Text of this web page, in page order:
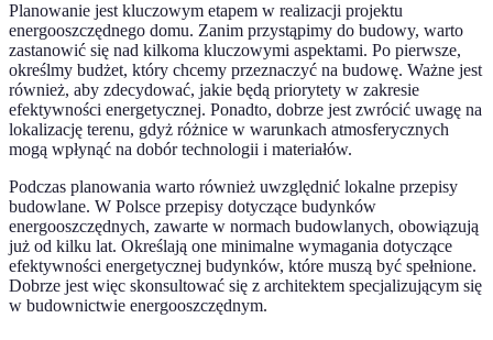
Planowanie jest kluczowym etapem w realizacji projektu
energooszczędnego domu. Zanim przystąpimy do budowy, warto
zastanowić się nad kilkoma kluczowymi aspektami. Po pierwsze,
określmy budżet, który chcemy przeznaczyć na budowę. Ważne jest
również, aby zdecydować, jakie będą priorytety w zakresie
efektywności energetycznej. Ponadto, dobrze jest zwrócić uwagę na
lokalizację terenu, gdyż różnice w warunkach atmosferycznych
mogą wpłynąć na dobór technologii i materiałów.
Podczas planowania warto również uwzględnić lokalne przepisy
budowlane. W Polsce przepisy dotyczące budynków
energooszczędnych, zawarte w normach budowlanych, obowiązują
już od kilku lat. Określają one minimalne wymagania dotyczące
efektywności energetycznej budynków, które muszą być spełnione.
Dobrze jest więc skonsultować się z architektem specjalizującym się
w budownictwie energooszczędnym.